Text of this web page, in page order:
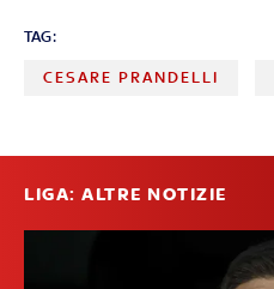
TAG:
CESARE PRANDELLI
LIGA: ALTRE NOTIZIE